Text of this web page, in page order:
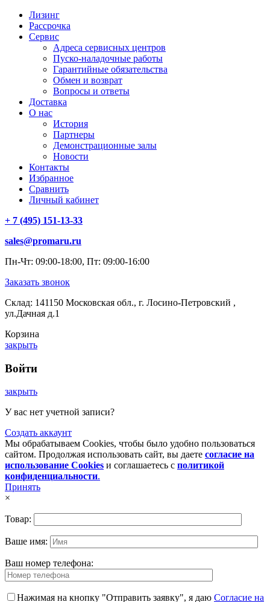
Лизинг
Рассрочка
Сервис
Адреса сервисных центров
Пуско-наладочные работы
Гарантийные обязательства
Обмен и возврат
Вопросы и ответы
Доставка
О нас
История
Партнеры
Демонстрационные залы
Новости
Контакты
Избранное
Сравнить
Личный кабинет
+ 7 (495) 151-13-33
sales@promaru.ru
Пн-Чт: 09:00-18:00, Пт: 09:00-16:00
Заказать звонок
Склад: 141150 Московская обл., г. Лосино-Петровский ,
ул.Дачная д.1
Корзина
закрыть
Войти
закрыть
У вас нет учетной записи?
Создать аккаунт
Мы обрабатываем Cookies, чтобы было удобно пользоваться
сайтом. Продолжая использовать сайт, вы даете согласие на
использование Cookies и соглашаетесь с политикой
конфиденциальности.
Принять
×
Товар:
Ваше имя:
Ваш номер телефона:
Нажимая на кнопку "Отправить заявку", я даю Согласие на